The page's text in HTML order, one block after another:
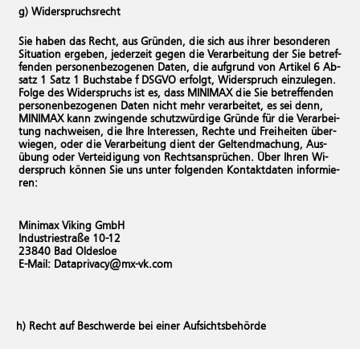
g) Wi­der­spruchs­recht
Sie haben das Recht, aus Grün­den, die sich aus ihrer be­son­de­ren
Si­tua­ti­on er­ge­ben, je­der­zeit gegen die Ver­ar­bei­tung der Sie be­tref­
fen­den per­so­nen­be­zo­ge­nen Daten, die auf­grund von Ar­ti­kel 6 Ab­
satz 1 Satz 1 Buch­sta­be f DSGVO er­folgt, Wi­der­spruch ein­zu­le­gen.
Folge des Wi­der­spruchs ist es, dass MINIMAX die Sie be­tref­fen­den
per­so­nen­be­zo­ge­nen Daten nicht mehr ver­ar­bei­tet, es sei denn,
MINIMAX kann zwin­gen­de schutz­wür­di­ge Grün­de für die Ver­ar­bei­
tung nach­wei­sen, die Ihre In­ter­es­sen, Rech­te und Frei­hei­ten über­
wie­gen, oder die Ver­ar­bei­tung dient der Gel­tend­ma­chung, Aus­
übung oder Ver­tei­di­gung von Rechts­an­sprü­chen. Über Ihren Wi­
der­spruch kön­nen Sie uns unter fol­gen­den Kon­takt­da­ten in­for­mie­
ren:
Minimax Viking GmbH
In­dus­trie­stra­ße 10-12
23840 Bad Ol­des­loe
E-Mail: Da­ta­pri­va­cy@​mx-​vk.​com
h) Recht auf Be­schwer­de bei einer Auf­sichts­be­hör­de